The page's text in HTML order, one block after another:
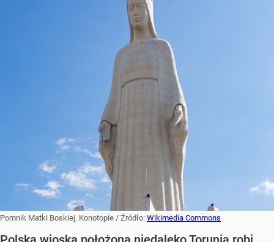
Pomnik Matki Boskiej. Konotopie / Źródło: Wikimedia Commons